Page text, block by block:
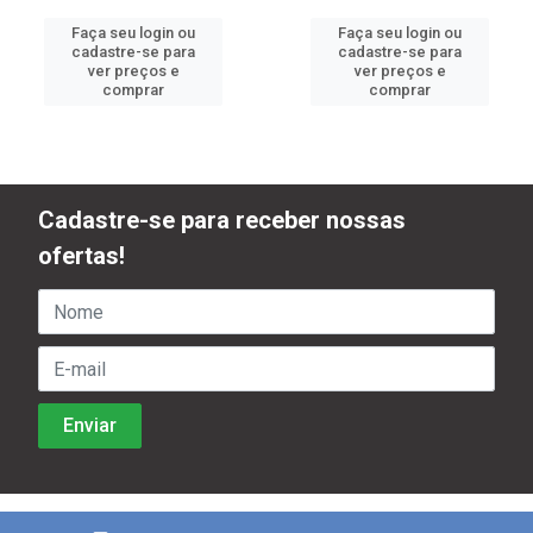
Faça seu login ou
cadastre-se para
ver preços e
comprar
Faça seu login ou
cadastre-se para
ver preços e
comprar
Cadastre-se para receber nossas
ofertas!